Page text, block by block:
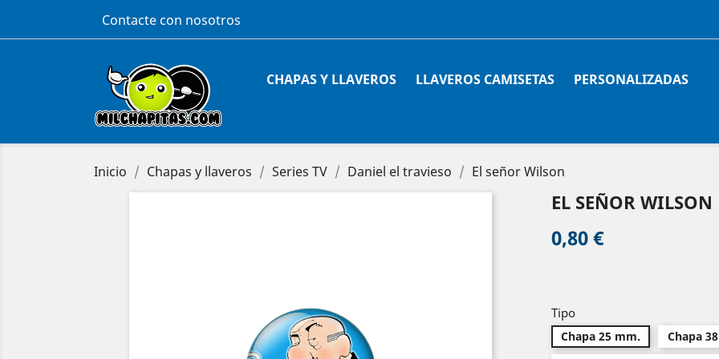
Contacte con nosotros
CHAPAS Y LLAVEROS LLAVEROS CAMISETAS PERSONALIZADAS
Inicio Chapas y llaveros Series TV Daniel el travieso El señor Wilson
EL SEÑOR WILSON
0,80 €
Tipo
Chapa 25 mm. Chapa